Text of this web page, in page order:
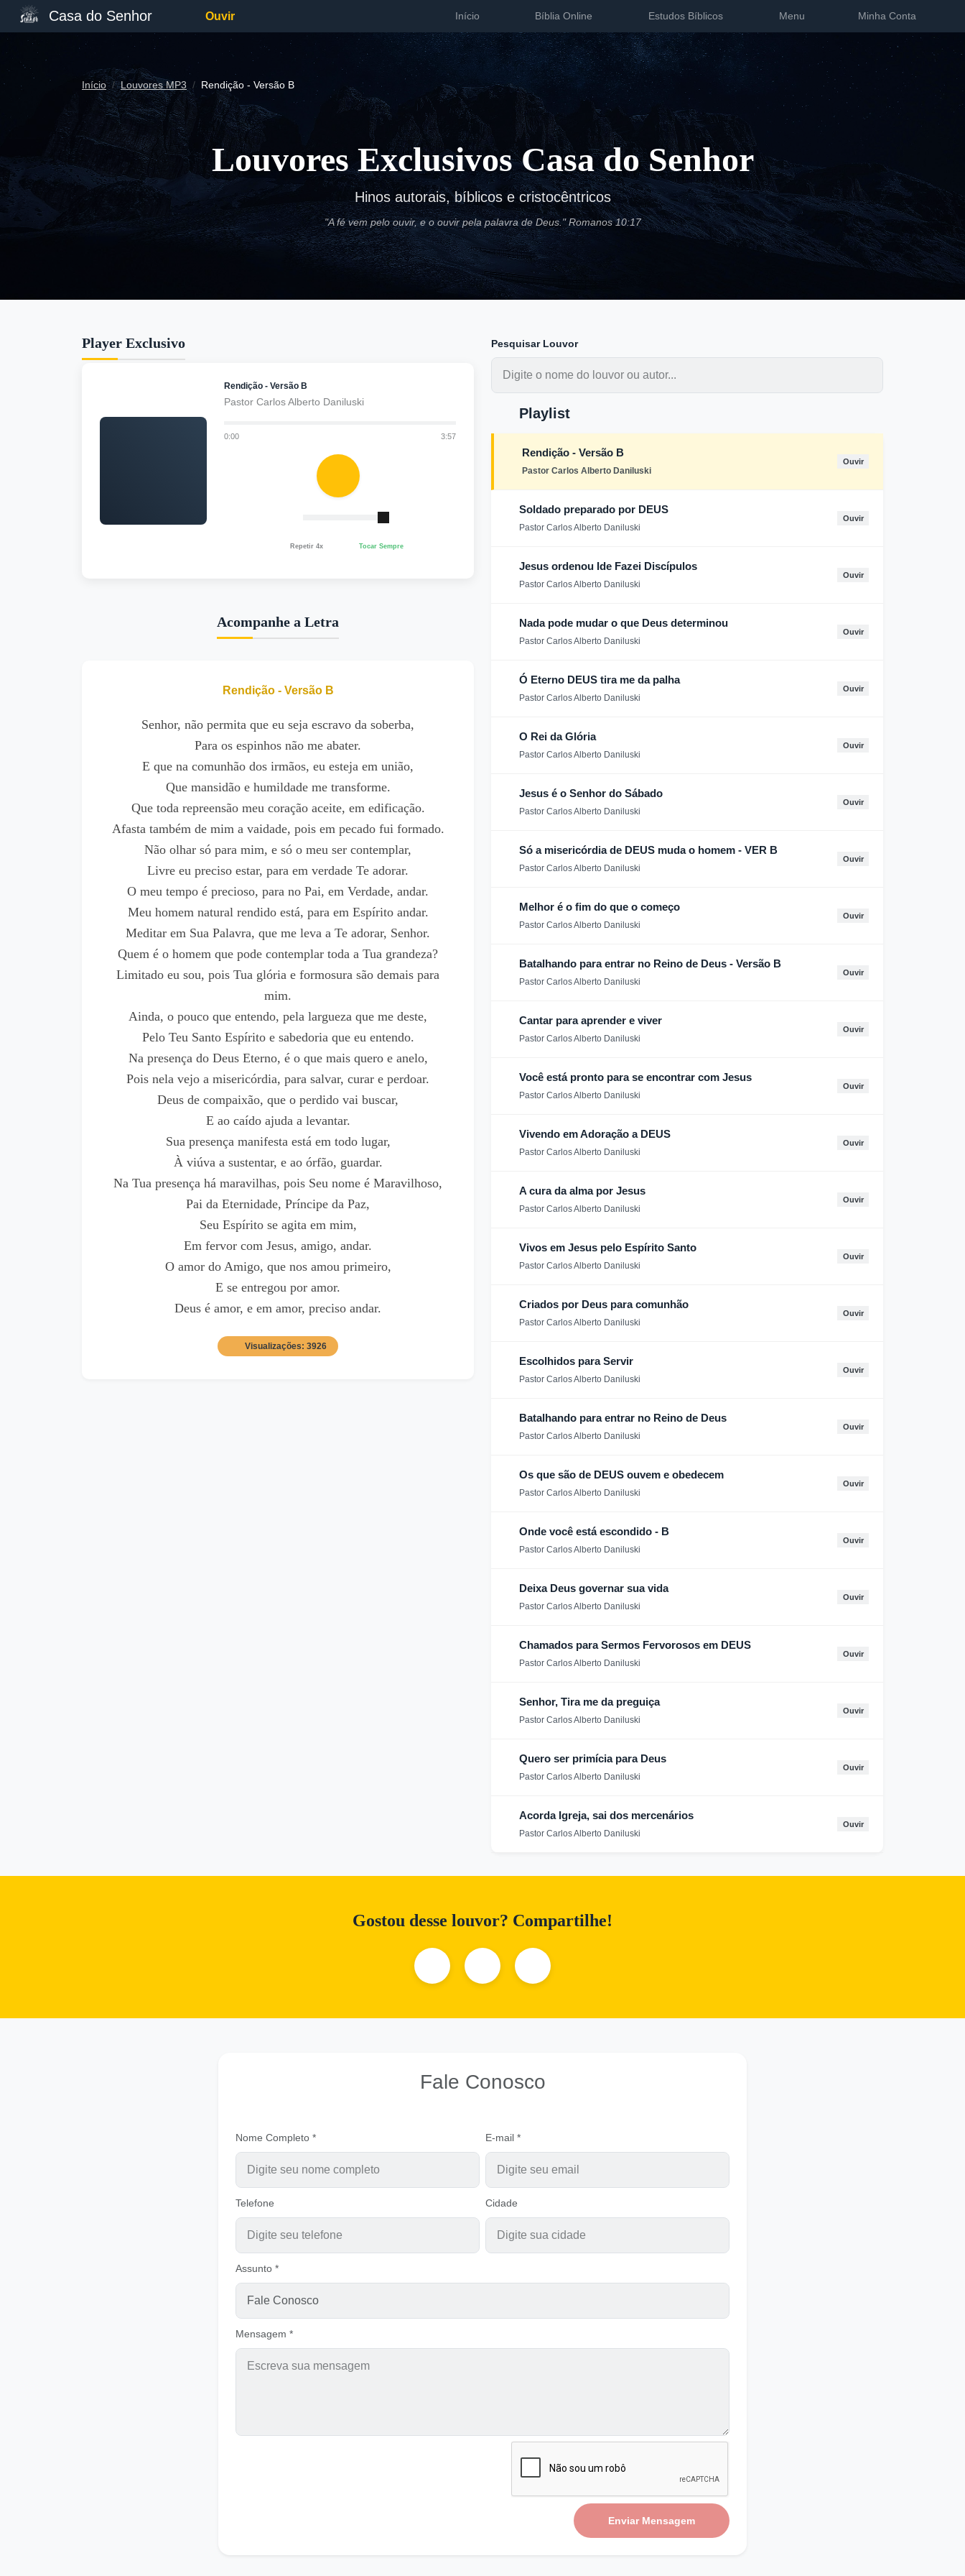
Casa do Senhor Ouvir Início Bíblia Online Estudos Bíblicos Menu Minha Conta
Início Louvores MP3 Rendição - Versão B
Louvores Exclusivos Casa do Senhor
Hinos autorais, bíblicos e cristocêntricos
"A fé vem pelo ouvir, e o ouvir pela palavra de Deus." Romanos 10:17
Player Exclusivo
Rendição - Versão B
Pastor Carlos Alberto Daniluski
0:00 3:57
Repetir 4x Tocar Sempre
Acompanhe a Letra
Rendição - Versão B
Senhor, não permita que eu seja escravo da soberba,
Para os espinhos não me abater.
E que na comunhão dos irmãos, eu esteja em união,
Que mansidão e humildade me transforme.
Que toda repreensão meu coração aceite, em edificação.
Afasta também de mim a vaidade, pois em pecado fui formado.
Não olhar só para mim, e só o meu ser contemplar,
Livre eu preciso estar, para em verdade Te adorar.
O meu tempo é precioso, para no Pai, em Verdade, andar.
Meu homem natural rendido está, para em Espírito andar.
Meditar em Sua Palavra, que me leva a Te adorar, Senhor.
Quem é o homem que pode contemplar toda a Tua grandeza?
Limitado eu sou, pois Tua glória e formosura são demais para
mim.
Ainda, o pouco que entendo, pela largueza que me deste,
Pelo Teu Santo Espírito e sabedoria que eu entendo.
Na presença do Deus Eterno, é o que mais quero e anelo,
Pois nela vejo a misericórdia, para salvar, curar e perdoar.
Deus de compaixão, que o perdido vai buscar,
E ao caído ajuda a levantar.
Sua presença manifesta está em todo lugar,
À viúva a sustentar, e ao órfão, guardar.
Na Tua presença há maravilhas, pois Seu nome é Maravilhoso,
Pai da Eternidade, Príncipe da Paz,
Seu Espírito se agita em mim,
Em fervor com Jesus, amigo, andar.
O amor do Amigo, que nos amou primeiro,
E se entregou por amor.
Deus é amor, e em amor, preciso andar.
Visualizações: 3926
Pesquisar Louvor
Playlist
Rendição - Versão B
Pastor Carlos Alberto Daniluski
Ouvir
Soldado preparado por DEUS
Pastor Carlos Alberto Daniluski
Ouvir
Jesus ordenou Ide Fazei Discípulos
Pastor Carlos Alberto Daniluski
Ouvir
Nada pode mudar o que Deus determinou
Pastor Carlos Alberto Daniluski
Ouvir
Ó Eterno DEUS tira me da palha
Pastor Carlos Alberto Daniluski
Ouvir
O Rei da Glória
Pastor Carlos Alberto Daniluski
Ouvir
Jesus é o Senhor do Sábado
Pastor Carlos Alberto Daniluski
Ouvir
Só a misericórdia de DEUS muda o homem - VER B
Pastor Carlos Alberto Daniluski
Ouvir
Melhor é o fim do que o começo
Pastor Carlos Alberto Daniluski
Ouvir
Batalhando para entrar no Reino de Deus - Versão B
Pastor Carlos Alberto Daniluski
Ouvir
Cantar para aprender e viver
Pastor Carlos Alberto Daniluski
Ouvir
Você está pronto para se encontrar com Jesus
Pastor Carlos Alberto Daniluski
Ouvir
Vivendo em Adoração a DEUS
Pastor Carlos Alberto Daniluski
Ouvir
A cura da alma por Jesus
Pastor Carlos Alberto Daniluski
Ouvir
Vivos em Jesus pelo Espírito Santo
Pastor Carlos Alberto Daniluski
Ouvir
Criados por Deus para comunhão
Pastor Carlos Alberto Daniluski
Ouvir
Escolhidos para Servir
Pastor Carlos Alberto Daniluski
Ouvir
Batalhando para entrar no Reino de Deus
Pastor Carlos Alberto Daniluski
Ouvir
Os que são de DEUS ouvem e obedecem
Pastor Carlos Alberto Daniluski
Ouvir
Onde você está escondido - B
Pastor Carlos Alberto Daniluski
Ouvir
Deixa Deus governar sua vida
Pastor Carlos Alberto Daniluski
Ouvir
Chamados para Sermos Fervorosos em DEUS
Pastor Carlos Alberto Daniluski
Ouvir
Senhor, Tira me da preguiça
Pastor Carlos Alberto Daniluski
Ouvir
Quero ser primícia para Deus
Pastor Carlos Alberto Daniluski
Ouvir
Acorda Igreja, sai dos mercenários
Pastor Carlos Alberto Daniluski
Ouvir
Gostou desse louvor? Compartilhe!
Fale Conosco
Nome Completo * E-mail *
Telefone Cidade
Assunto *
Mensagem *
Enviar Mensagem